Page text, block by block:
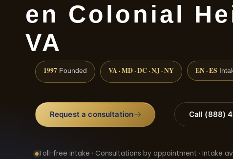
en Colonial
VA
1997 Founded VA · MD · DC · NJ · NY EN · ES
Request a consultation Call (888)
Toll-free intake · Consultations by appointment · Intake